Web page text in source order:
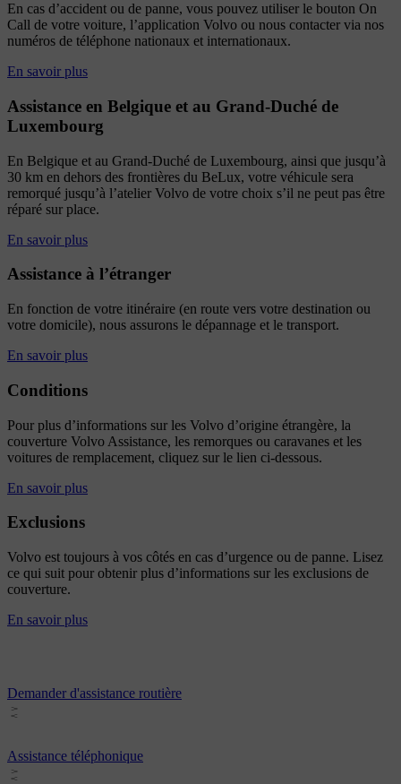
En cas d’accident ou de panne, vous pouvez utiliser le bouton On
Call de votre voiture, l’application Volvo ou nous contacter via nos
numéros de téléphone nationaux et internationaux.
En savoir plus
Assistance en Belgique et au Grand-Duché de
Luxembourg
En Belgique et au Grand-Duché de Luxembourg, ainsi que jusqu’à
30 km en dehors des frontières du BeLux, votre véhicule sera
remorqué jusqu’à l’atelier Volvo de votre choix s’il ne peut pas être
réparé sur place.
En savoir plus
Assistance à l’étranger
En fonction de votre itinéraire (en route vers votre destination ou
votre domicile), nous assurons le dépannage et le transport.
En savoir plus
Conditions
Pour plus d’informations sur les Volvo d’origine étrangère, la
couverture Volvo Assistance, les remorques ou caravanes et les
voitures de remplacement, cliquez sur le lien ci-dessous.
En savoir plus
Exclusions
Volvo est toujours à vos côtés en cas d’urgence ou de panne. Lisez
ce qui suit pour obtenir plus d’informations sur les exclusions de
couverture.
En savoir plus
Demander d'assistance routière
Assistance téléphonique